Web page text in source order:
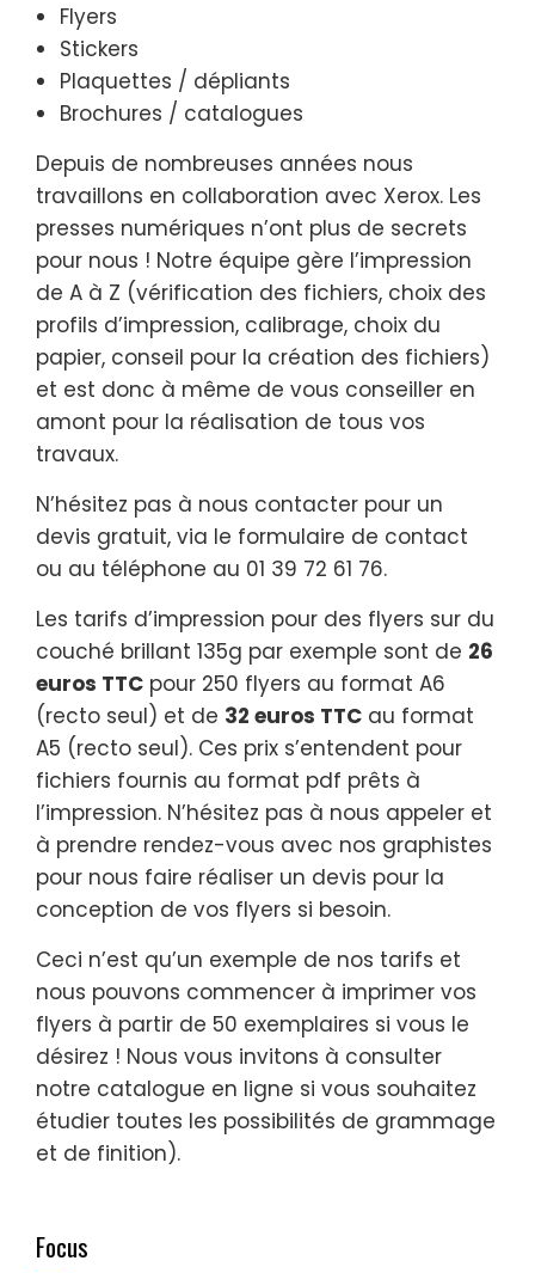
Flyers
Stickers
Plaquettes / dépliants
Brochures / catalogues
Depuis de nombreuses années nous
travaillons en collaboration avec Xerox. Les
presses numériques n’ont plus de secrets
pour nous ! Notre équipe gère l’impression
de A à Z (vérification des fichiers, choix des
profils d’impression, calibrage, choix du
papier, conseil pour la création des fichiers)
et est donc à même de vous conseiller en
amont pour la réalisation de tous vos
travaux.
N’hésitez pas à nous contacter pour un
devis gratuit, via le formulaire de contact
ou au téléphone au 01 39 72 61 76.
Les tarifs d’impression pour des flyers sur du
couché brillant 135g par exemple sont de 26
euros TTC pour 250 flyers au format A6
(recto seul) et de 32 euros TTC au format
A5 (recto seul). Ces prix s’entendent pour
fichiers fournis au format pdf prêts à
l’impression. N’hésitez pas à nous appeler et
à prendre rendez-vous avec nos graphistes
pour nous faire réaliser un devis pour la
conception de vos flyers si besoin.
Ceci n’est qu’un exemple de nos tarifs et
nous pouvons commencer à imprimer vos
flyers à partir de 50 exemplaires si vous le
désirez ! Nous vous invitons à consulter
notre catalogue en ligne si vous souhaitez
étudier toutes les possibilités de grammage
et de finition).
Focus